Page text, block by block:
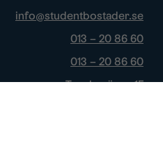
info@studentbostader.se
013 – 20 86 60
013 – 20 86 60
Tornbyvägen 1F